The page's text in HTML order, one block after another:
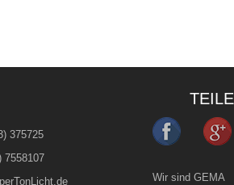
375725
Wir sind GEMA